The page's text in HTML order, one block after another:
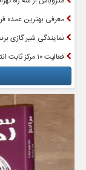
معرفی بهترین عمده
نمایندگی شیر گازی
فعالیت ۱۰ مرکز ثابت انتقال خون در سطح استان تهران